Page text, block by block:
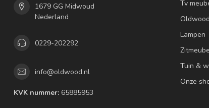
1679 GG Midwoud
Nederland
0229-202292
info@oldwood.nl
KVK nummer: 65885953
Tv
Lampen
Tuin &
Onze